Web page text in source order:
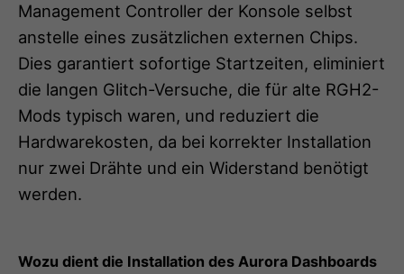
Management Controller der Konsole selbst
anstelle eines zusätzlichen externen Chips.
Dies garantiert sofortige Startzeiten, eliminiert
die langen Glitch-Versuche, die für alte RGH2-
Mods typisch waren, und reduziert die
Hardwarekosten, da bei korrekter Installation
nur zwei Drähte und ein Widerstand benötigt
werden.
Wozu dient die Installation des Aurora Dashboards